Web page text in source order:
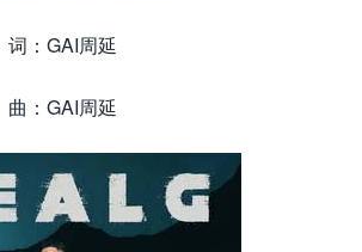
词：GAI周延
曲：GAI周延